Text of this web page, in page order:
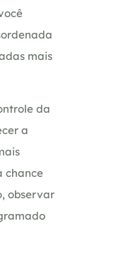
mais
da
a
chance
observar